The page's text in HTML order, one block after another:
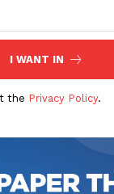
I WANT IN
the Privacy Policy.